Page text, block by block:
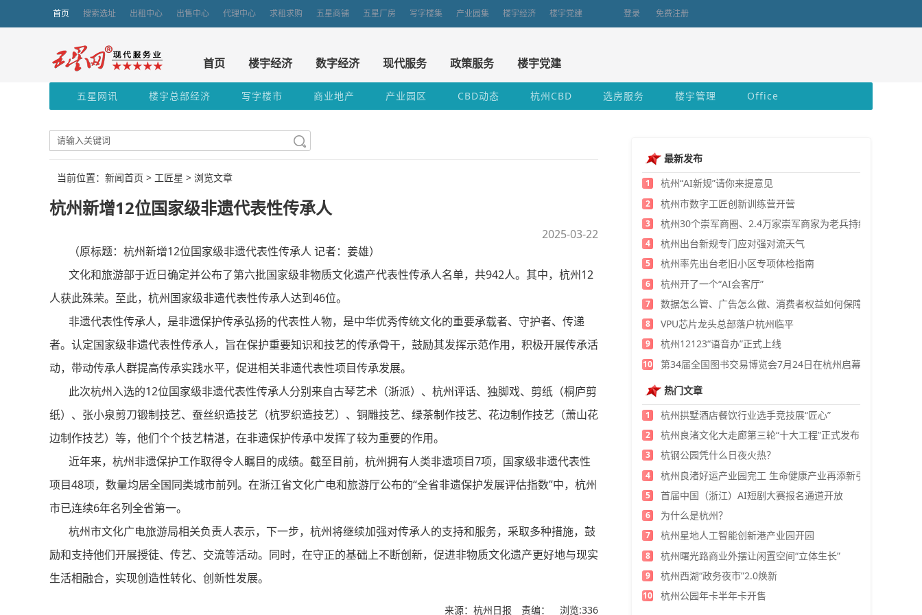
首页 搜索选址 出租中心 出售中心 代理中心 求租求购 五星商铺 五星厂房 写字楼集 产业园集 楼宇经济 楼宇党建 登录 免费注册
首页 楼宇经济 数字经济 现代服务 政策服务 楼宇党建
五星网讯 楼宇总部经济 写字楼市 商业地产 产业园区 CBD动态 杭州CBD 选房服务 楼宇管理 Office
当前位置：新闻首页 > 工匠星 > 浏览文章
杭州新增12位国家级非遗代表性传承人
2025-03-22
（原标题：杭州新增12位国家级非遗代表性传承人 记者：姜雄）
文化和旅游部于近日确定并公布了第六批国家级非物质文化遗产代表性传承人名单，共942人。其中，杭州12
人获此殊荣。至此，杭州国家级非遗代表性传承人达到46位。
非遗代表性传承人，是非遗保护传承弘扬的代表性人物，是中华优秀传统文化的重要承载者、守护者、传递
者。认定国家级非遗代表性传承人，旨在保护重要知识和技艺的传承骨干，鼓励其发挥示范作用，积极开展传承活
动，带动传承人群提高传承实践水平，促进相关非遗代表性项目传承发展。
此次杭州入选的12位国家级非遗代表性传承人分别来自古琴艺术（浙派）、杭州评话、独脚戏、剪纸（桐庐剪
纸）、张小泉剪刀锻制技艺、蚕丝织造技艺（杭罗织造技艺）、铜雕技艺、绿茶制作技艺、花边制作技艺（萧山花
边制作技艺）等，他们个个技艺精湛，在非遗保护传承中发挥了较为重要的作用。
近年来，杭州非遗保护工作取得令人瞩目的成绩。截至目前，杭州拥有人类非遗项目7项，国家级非遗代表性
项目48项，数量均居全国同类城市前列。在浙江省文化广电和旅游厅公布的“全省非遗保护发展评估指数”中，杭州
市已连续6年名列全省第一。
杭州市文化广电旅游局相关负责人表示，下一步，杭州将继续加强对传承人的支持和服务，采取多种措施，鼓
励和支持他们开展授徒、传艺、交流等活动。同时，在守正的基础上不断创新，促进非物质文化遗产更好地与现实
生活相融合，实现创造性转化、创新性发展。
来源：杭州日报 责编： 浏览:336
最新发布
1 杭州“AI新规”请你来提意见
2 杭州市数字工匠创新训练营开营
3 杭州30个崇军商圈、2.4万家崇军商家为老兵持续发福利
4 杭州出台新规专门应对强对流天气
5 杭州率先出台老旧小区专项体检指南
6 杭州开了一个“AI会客厅”
7 数据怎么管、广告怎么做、消费者权益如何保障？
8 VPU芯片龙头总部落户杭州临平
9 杭州12123“语音办”正式上线
10
第34届全国图书交易博览会7月24日在杭州启幕
热门文章
1 杭州拱墅酒店餐饮行业选手竞技展“匠心”
2 杭州良渚文化大走廊第三轮“十大工程”正式发布
3 杭钢公园凭什么日夜火热？
4 杭州良渚好运产业园完工 生命健康产业再添新引擎
5 首届中国（浙江）AI短剧大赛报名通道开放
6 为什么是杭州？
7 杭州星地人工智能创新港产业园开园
8 杭州曙光路商业外摆让闲置空间“立体生长”
9 杭州西湖“政务夜市”2.0焕新
10 杭州公园年卡半年卡开售